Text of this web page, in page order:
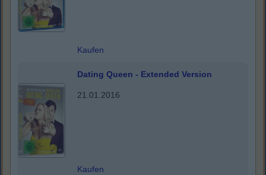
Kaufen
Dating Queen - Extended Version
21.01.2016
Kaufen